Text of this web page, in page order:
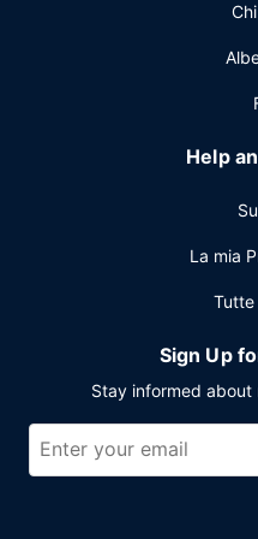
parcheggio gratuito è
Help
La mia
Tutte
Sign Up
Stay informed